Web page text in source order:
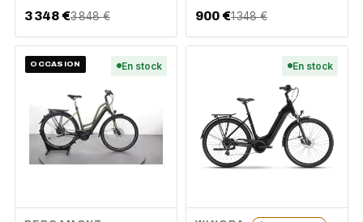
3 348 €3 848 € 900 €1 348 €
OCCASION En stock En stock